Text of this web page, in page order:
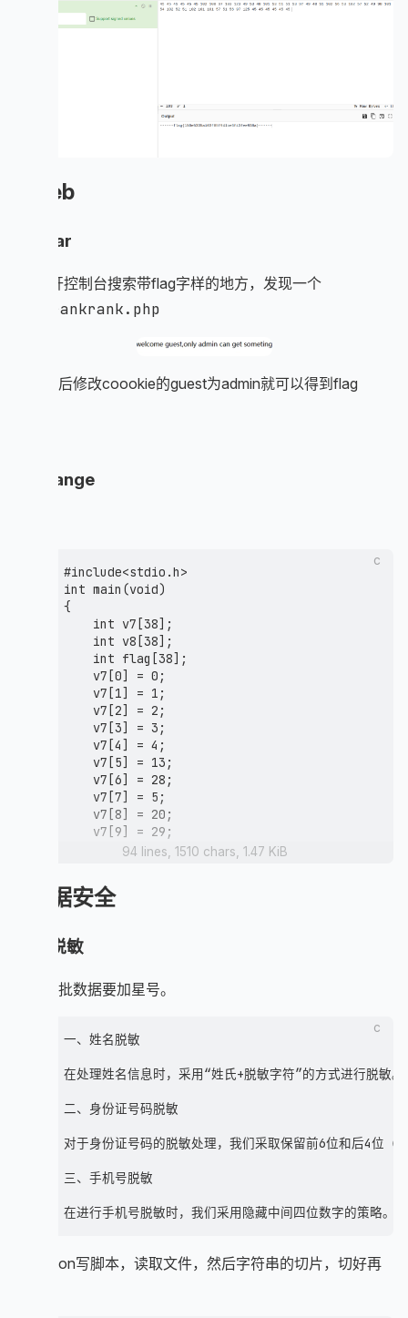
Web
fly_car
f12打开控制台搜索带flag字样的地方，发现一个
rankrankrank.php
访问之后修改coookie的guest为admin就可以得到flag
exchange
c
#include<stdio.h>
int main(void)
{
    int v7[38];
    int v8[38];
    int flag[38];
    v7[0] = 0;
    v7[1] = 1;
    v7[2] = 2;
    v7[3] = 3;
    v7[4] = 4;
    v7[5] = 13;
    v7[6] = 28;
    v7[7] = 5;
    v7[8] = 20;
    v7[9] = 29;
    v7[10] = 7;
    v7[12] = 34;
    v7[13] = 18;
    v7[15] = 8;
    v7[16] = 35;
    v7[18] = 19;
    v7[21] = 15;
    v7[23] = 36;
    v7[25] = 6;
    v7[27] = 17;
    v7[29] = 32;
    v7[31] = 11;
    v7[34] = 33;
94 lines, 1510 chars, 1.47 KiB
数据安全
数据脱敏
给了一批数据要加星号。
c
一、姓名脱敏
在处理姓名信息时，采用“姓氏+脱敏字符”的方式进行脱敏
二、身份证号码脱敏
对于身份证号码的脱敏处理，我们采取保留前6位和后4位
三、手机号脱敏
用python写脚本，读取文件，然后字符串的切片，切好再